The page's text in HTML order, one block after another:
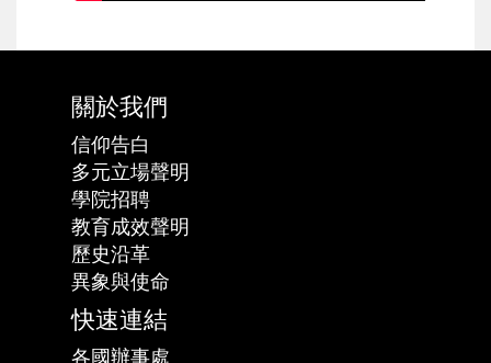
關於我們
信仰告白
多元立場聲明
學院招聘
教育成效聲明
歷史沿革
異象與使命
快速連結
各國辦事處